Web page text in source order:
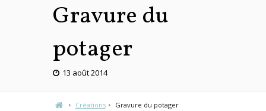
Gravure du
potager
13 août 2014
Créations Gravure du potager